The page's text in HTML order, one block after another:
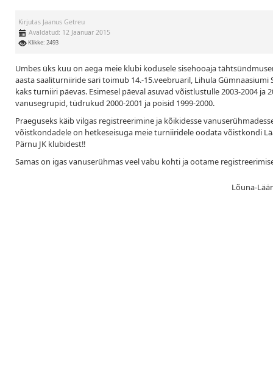
Kirjutas Jaanus Getreu
Avaldatud: 12 Jaanuar 2015
Klikke: 2493
Umbes üks kuu on aega meie klubi kodusele sisehooaja
aasta saaliturniiride sari toimub 14.-15.veebruaril, Lihula
kaks turniiri päevas. Esimesel päeval asuvad võistlustulle 2003-2004
vanusegrupid, tüdrukud 2000-2001 ja poisid 1999-2000.
Praeguseks käib vilgas registreerimine ja kõikidesse
võistkondadele on hetkeseisuga meie turniiridele oodata võistkondi
Pärnu JK klubidest!!
Samas on igas vanuserühmas veel vabu kohti ja ootame
Lõuna-